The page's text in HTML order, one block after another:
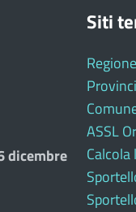
dicembre
Siti
ASSL